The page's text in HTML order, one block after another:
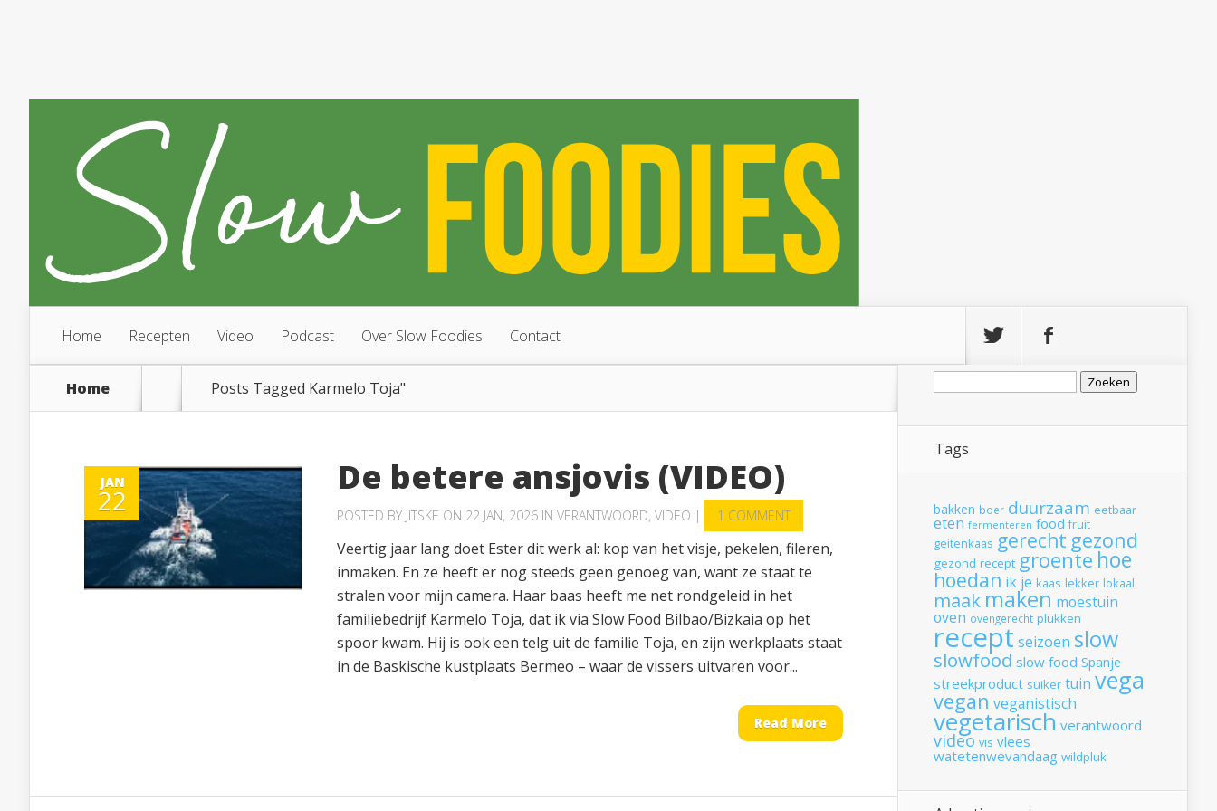
Home Recepten Video Podcast Over Slow Foodies Contact
Home Posts Tagged Karmelo Toja"
JAN
22
De betere ansjovis (VIDEO)
POSTED BY JITSKE ON 22 JAN, 2026 IN VERANTWOORD, VIDEO | 1 COMMENT
Veertig jaar lang doet Ester dit werk al: kop van het visje, pekelen, fileren,
inmaken. En ze heeft er nog steeds geen genoeg van, want ze staat te
stralen voor mijn camera. Haar baas heeft me net rondgeleid in het
familiebedrijf Karmelo Toja, dat ik via Slow Food Bilbao/Bizkaia op het
spoor kwam. Hij is ook een telg uit de familie Toja, en zijn werkplaats staat
in de Baskische kustplaats Bermeo – waar de vissers uitvaren voor...
Read More
Zoeken
Tags
bakken boer duurzaam eetbaar
eten fermenteren food fruit
geitenkaas gerecht gezond
gezond recept groente hoe
hoedan ik je kaas lekker lokaal
maak maken moestuin
oven ovengerecht plukken
recept seizoen slow
slowfood slow food Spanje
streekproduct suiker tuin vega
vegan veganistisch
vegetarisch verantwoord
video vis vlees
watetenwevandaag wildpluk